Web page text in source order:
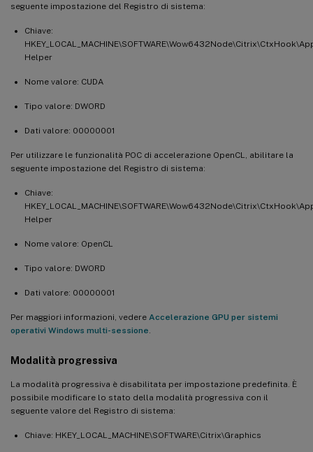
seguente impostazione del Registro di sistema:
Chiave:
Helper
Nome valore: CUDA
Tipo valore: DWORD
Dati valore: 00000001
Per utilizzare le funzionalità POC di accelerazione OpenCL, abilitare la
seguente impostazione del Registro di sistema:
Chiave:
Helper
Nome valore: OpenCL
Tipo valore: DWORD
Dati valore: 00000001
Per maggiori informazioni, vedere Accelerazione GPU per sistemi
operativi Windows multi-sessione
Modalità progressiva
La modalità progressiva è disabilitata per impostazione predefinita. È
possibile modificare lo stato della modalità progressiva con il
seguente valore del Registro di sistema:
Chiave: HKEY_LOCAL_MACHINE\SOFTWARE\Citrix\Graphics